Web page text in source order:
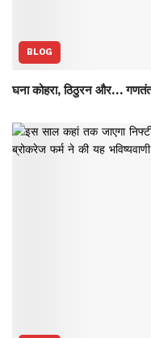
BLOG
घना कोहरा, ठिठुरन और…